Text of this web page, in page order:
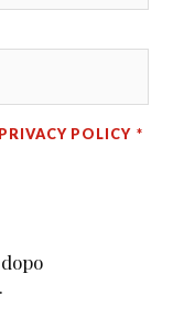
PRIVACY POLICY *